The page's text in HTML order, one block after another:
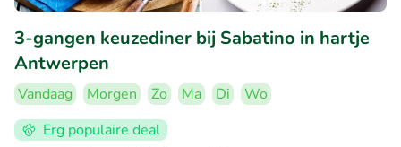
3-gangen keuzediner bij Sabatino in hartje
Antwerpen
Vandaag Morgen Zo Ma Di
Wo
Erg populaire deal